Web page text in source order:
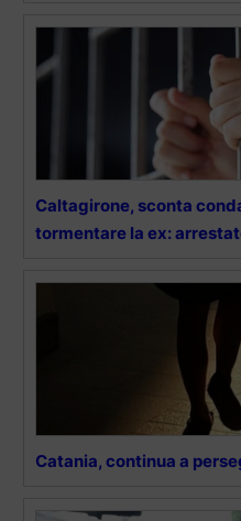
Caltagirone, sconta
tormentare la ex:
Catania, continua a